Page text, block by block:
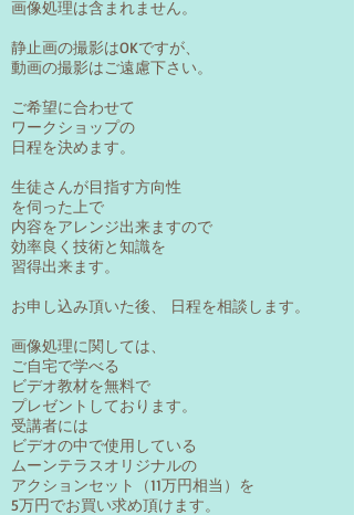
画像処理は含まれません。
静止画の撮影はOKですが、
​動画の撮影はご遠慮下さい。
ご希望に合わせて
ワークショップの
日程を決めます。
生徒さんが目指す方向性
を伺った上で
内容をアレンジ出来ますので
効率良く技術と知識を
​習得出来ます。
お申し込み頂いた後、 日程を相談します。
画像処理に関しては、
ご自宅で学べる
ビデオ教材を無料で
プレゼントしております。
​受講者には
​ビデオの中で使用している
ムーンテラスオリジナルの
アクションセット（11万円相当）を
5万円でお買い求め頂けます。